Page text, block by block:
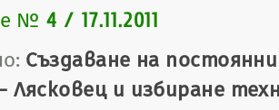
№ 4 / 17.11.2011
Създаване на
Лясковец и избиране